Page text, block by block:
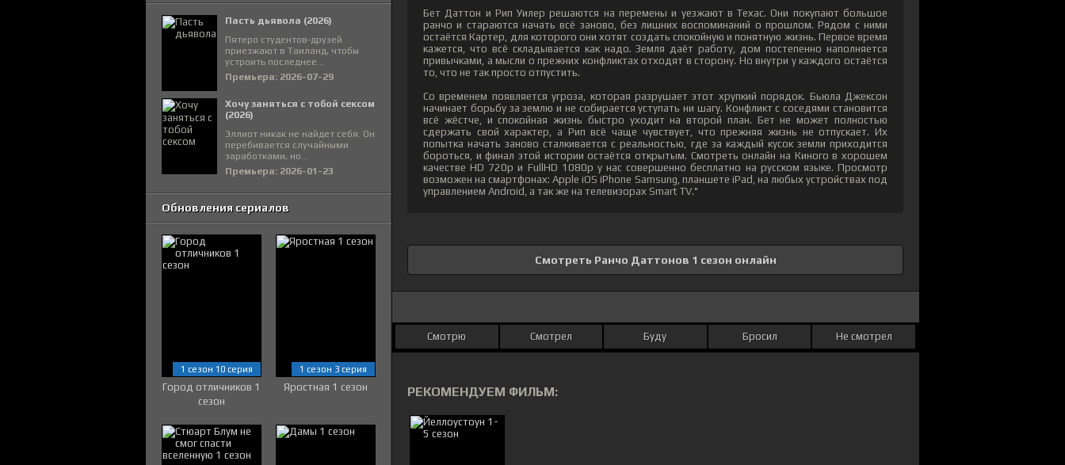
Бет Даттон и Рип Уилер решаются на перемены и уезжают в Техас. Они покупают большое
ранчо и стараются начать всё заново, без лишних воспоминаний о прошлом. Рядом с ними
остаётся Картер, для которого они хотят создать спокойную и понятную жизнь. Первое время
кажется, что всё складывается как надо. Земля даёт работу, дом постепенно наполняется
привычками, а мысли о прежних конфликтах отходят в сторону. Но внутри у каждого остаётся
то, что не так просто отпустить.
Со временем появляется угроза, которая разрушает этот хрупкий порядок. Бьюла Джексон
начинает борьбу за землю и не собирается уступать ни шагу. Конфликт с соседями становится
всё жёстче, и спокойная жизнь быстро уходит на второй план. Бет не может полностью
сдержать свой характер, а Рип всё чаще чувствует, что прежняя жизнь не отпускает. Их
попытка начать заново сталкивается с реальностью, где за каждый кусок земли приходится
бороться, и финал этой истории остаётся открытым. Смотреть онлайн на Киного в хорошем
качестве HD 720p и FullHD 1080p у нас совершенно бесплатно на русском языке. Просмотр
возможен на смартфонах: Apple iOS iPhone Samsung, планшете iPad, на любых устройствах под
управлением Android, а так же на телевизорах Smart TV."
Смотреть Ранчо Даттонов 1 сезон онлайн
Смотрю Смотрел Буду Бросил Не смотрел
РЕКОМЕНДУЕМ ФИЛЬМ:
Пасть дьявола (2026)
Пятеро студентов-друзей
приезжают в Таиланд, чтобы
устроить последнее...
Премьера: 2026-07-29
Хочу заняться с тобой сексом
(2026)
Эллиот никак не найдет себя. Он
перебивается случайными
заработками, но...
Премьера: 2026-01-23
Обновления сериалов
Город отличников 1
сезон
1 сезон 10 серия
Яростная 1 сезон
1 сезон 3 серия